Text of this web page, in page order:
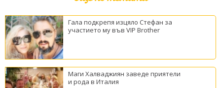
Гала подкрепя изцяло Стефан за
участието му във VIP Brother
Маги Халваджиян заведе приятели
и рода в Италия